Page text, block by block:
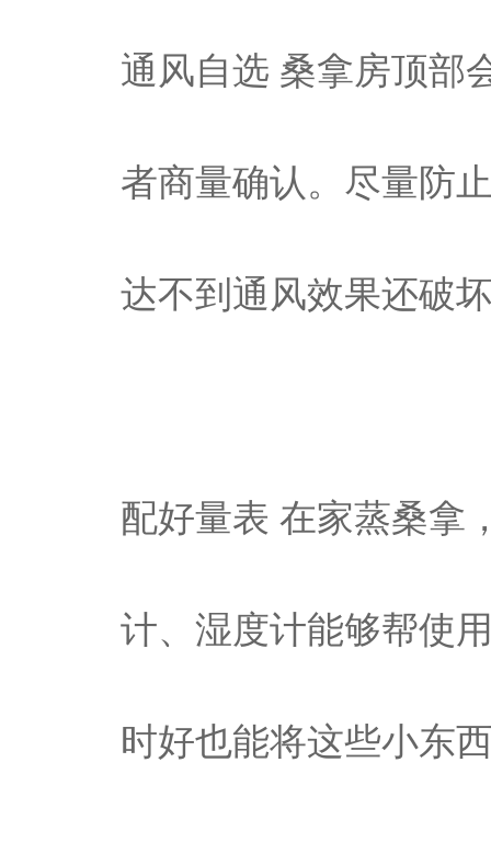
通风自选 桑拿房顶部
者商量确认。尽量防
达不到通风效果还破
配好量表 在家蒸桑拿
计、湿度计能够帮使
时好也能将这些小东